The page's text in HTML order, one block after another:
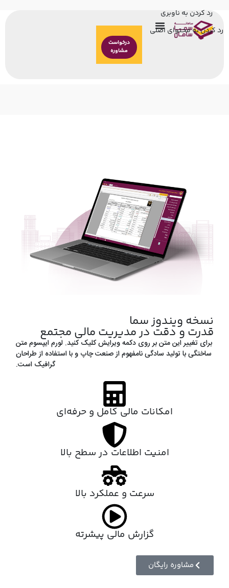
رد کردن به ناوبری
رد کردن به محتوای اصلی
درخواست
مشاوره
نسخه ویندوز سما
قدرت و دقت در مدیریت مالی مجتمع
برای تغییر این متن بر روی دکمه ویرایش کلیک کنید. لورم ایپسوم متن
ساختگی با تولید سادگی نامفهوم از صنعت چاپ و با استفاده از طراحان
گرافیک است.
امکانات مالی کامل و حرفه‌ای
امنیت اطلاعات در سطح بالا
سرعت و عملکرد بالا
گزارش مالی پیشرته
مشاوره رایگان